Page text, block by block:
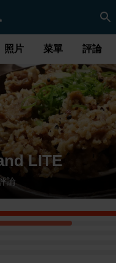
照片 菜單 評論
LITE
論